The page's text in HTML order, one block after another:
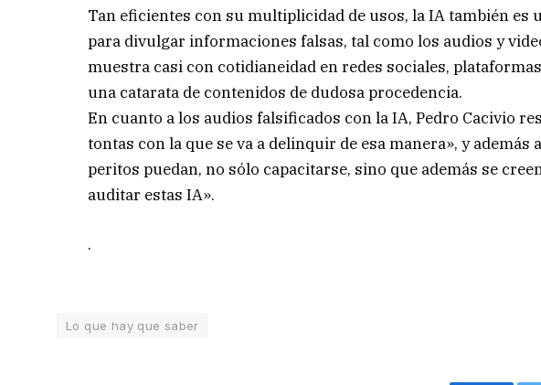
Tan eficientes con su multiplicidad de usos, la IA también es
para divulgar informaciones falsas, tal como los audios y
muestra casi con cotidianeidad en redes sociales,
una catarata de contenidos de dudosa procedencia.
En cuanto a los audios falsificados con la IA, Pedro Cacivio
tontas con la que se va a delinquir de esa manera», y
peritos puedan, no sólo capacitarse, sino que además se
auditar estas IA».
.
Lo que hay que saber